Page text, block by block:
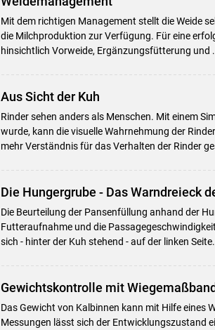
Mit dem richtigen Management stellt die Weide
die Milchproduktion zur Verfügung. Für eine
hinsichtlich Vorweide, Ergänzungsfütterung und
Aus Sicht der Kuh
Rinder sehen anders als Menschen. Mit einem
wurde, kann die visuelle Wahrnehmung der
mehr Verständnis für das Verhalten der Rinder
Die Hungergrube - Das Warndreieck
Die Beurteilung der Pansenfüllung anhand der
Futteraufnahme und die
sich - hinter der Kuh stehend - auf der linken
Gewichtskontrolle mit
Das Gewicht von Kalbinnen kann mit Hilfe eines
Messungen lässt sich der Entwicklungszustand